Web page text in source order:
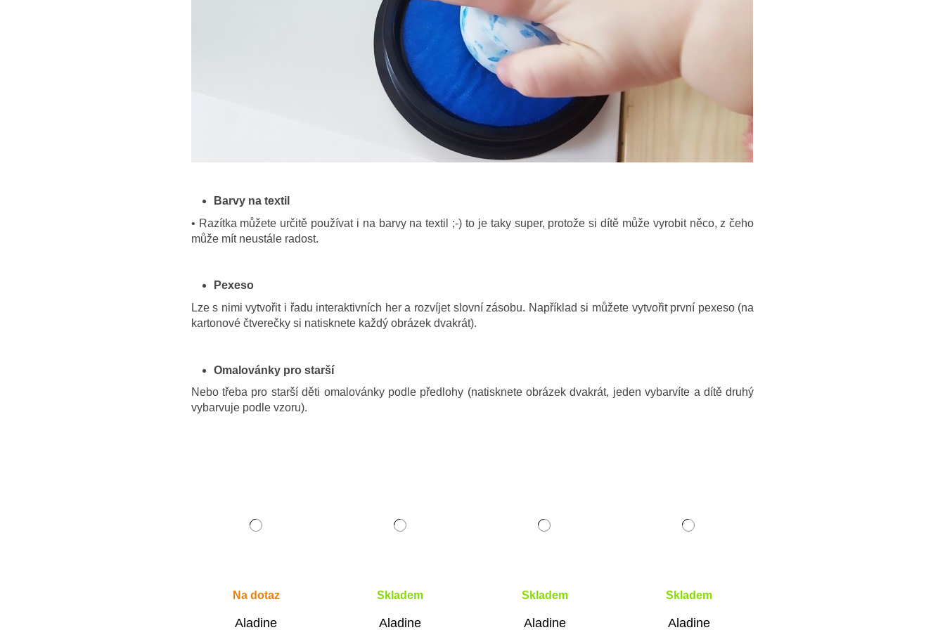
Barvy na textil
• Razítka můžete určitě používat i na barvy na textil ;-) to je taky super, protože si dítě může vyrobit něco, z čeho
může mít neustále radost.
Pexeso
Lze s nimi vytvořit i řadu interaktivních her a rozvíjet slovní zásobu. Například si můžete vytvořit první pexeso (na
kartonové čtverečky si natisknete každý obrázek dvakrát).
Omalovánky pro starší
Nebo třeba pro starší děti omalovánky podle předlohy (natisknete obrázek dvakrát, jeden vybarvíte a dítě druhý
vybarvuje podle vzoru).
Na dotaz
Aladine
Skladem
Aladine
Skladem
Aladine
Skladem
Aladine